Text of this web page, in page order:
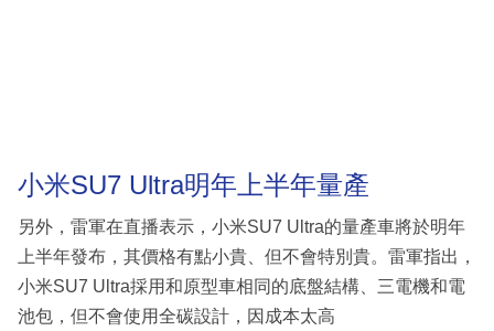
小米SU7 Ultra明年上半年量產
另外，雷軍在直播表示，小米SU7 Ultra的量產車將於明年
上半年發布，其價格有點小貴、但不會特別貴。雷軍指出，
小米SU7 Ultra採用和原型車相同的底盤結構、三電機和電
池包，但不會使用全碳設計，因成本太高